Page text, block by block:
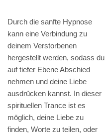
Durch die sanfte Hypnose
kann eine Verbindung zu
deinem Verstorbenen
hergestellt werden, sodass du
auf tiefer Ebene Abschied
nehmen und deine Liebe
ausdrücken kannst. In dieser
spirituellen Trance ist es
möglich, deine Liebe zu
finden, Worte zu teilen, oder